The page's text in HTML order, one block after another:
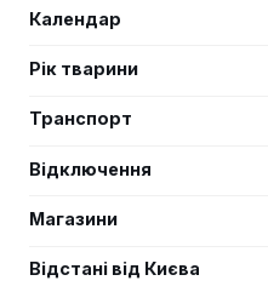
Календар
Рік тварини
Транспорт
Відключення
Магазини
Відстані від Києва